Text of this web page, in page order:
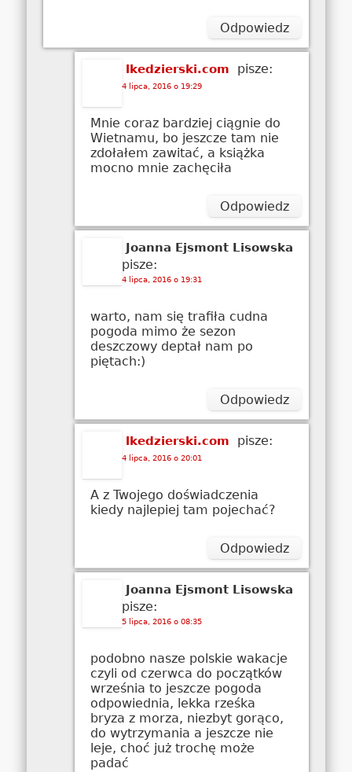
Odpowiedz
lkedzierski.com pisze:
4 lipca, 2016 o 19:29
Mnie coraz bardziej ciągnie do
Wietnamu, bo jeszcze tam nie
zdołałem zawitać, a książka
mocno mnie zachęciła
Odpowiedz
Joanna Ejsmont Lisowska
pisze:
4 lipca, 2016 o 19:31
warto, nam się trafiła cudna
pogoda mimo że sezon
deszczowy deptał nam po
piętach:)
Odpowiedz
lkedzierski.com pisze:
4 lipca, 2016 o 20:01
A z Twojego doświadczenia
kiedy najlepiej tam pojechać?
Odpowiedz
Joanna Ejsmont Lisowska
pisze:
5 lipca, 2016 o 08:35
podobno nasze polskie wakacje
czyli od czerwca do początków
września to jeszcze pogoda
odpowiednia, lekka rześka
bryza z morza, niezbyt gorąco,
do wytrzymania a jeszcze nie
leje, choć już trochę może
padać